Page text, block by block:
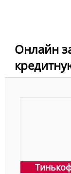
Онлайн